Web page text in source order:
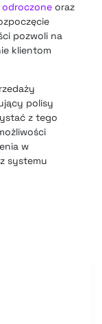
odroczone oraz
pozwoli na
klientom
polisy
z tego
w
systemu